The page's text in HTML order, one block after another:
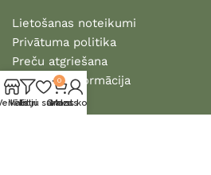
Lietošanas noteikumi
Privātuma politika
Preču atgriešana
Piegādes informācija
Filtri
Vēlmju saraksts
0
Grozs
Mans konts